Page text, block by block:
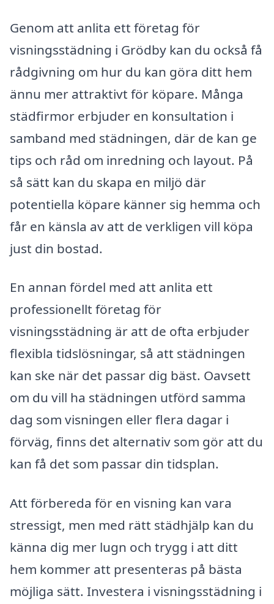
Genom att anlita ett företag för
visningsstädning i Grödby kan du också få
rådgivning om hur du kan göra ditt hem
ännu mer attraktivt för köpare. Många
städfirmor erbjuder en konsultation i
samband med städningen, där de kan ge
tips och råd om inredning och layout. På
så sätt kan du skapa en miljö där
potentiella köpare känner sig hemma och
får en känsla av att de verkligen vill köpa
just din bostad.
En annan fördel med att anlita ett
professionellt företag för
visningsstädning är att de ofta erbjuder
flexibla tidslösningar, så att städningen
kan ske när det passar dig bäst. Oavsett
om du vill ha städningen utförd samma
dag som visningen eller flera dagar i
förväg, finns det alternativ som gör att du
kan få det som passar din tidsplan.
Att förbereda för en visning kan vara
stressigt, men med rätt städhjälp kan du
känna dig mer lugn och trygg i att ditt
hem kommer att presenteras på bästa
möjliga sätt. Investera i visningsstädning i